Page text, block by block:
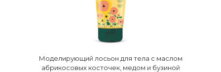
Моделирующий лосьон для тела с маслом
абрикосовых косточек, медом и бузиной